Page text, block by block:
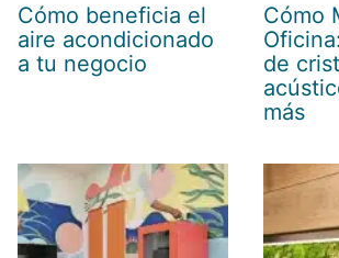
Cómo beneficia el
aire acondicionado
a tu negocio
Cómo
de
más